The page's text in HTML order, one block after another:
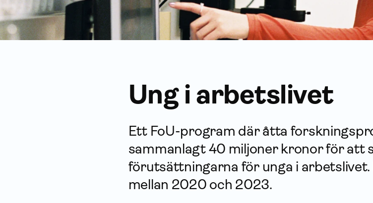
Ung i arbetslivet
Ett FoU-program där åtta
sammanlagt 40 miljoner kronor för att
förutsättningarna för unga i
mellan 2020 och 2023.